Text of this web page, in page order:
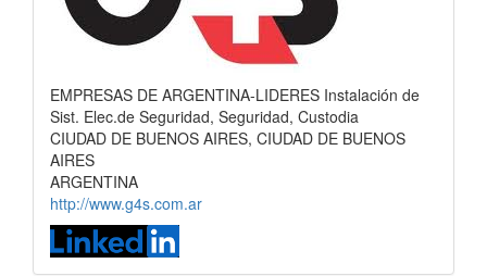
EMPRESAS DE ARGENTINA-LIDERES Instalación de
Sist. Elec.de Seguridad, Seguridad, Custodia
CIUDAD DE BUENOS AIRES, CIUDAD DE BUENOS
AIRES
ARGENTINA
http://www.g4s.com.ar